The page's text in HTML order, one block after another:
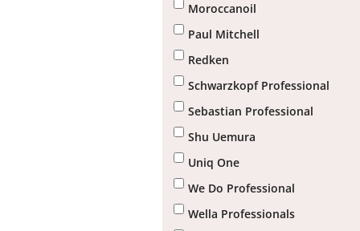
Moroccanoil
Paul Mitchell
Redken
Schwarzkopf Professional
Sebastian Professional
Shu Uemura
Uniq One
We Do Professional
Wella Professionals